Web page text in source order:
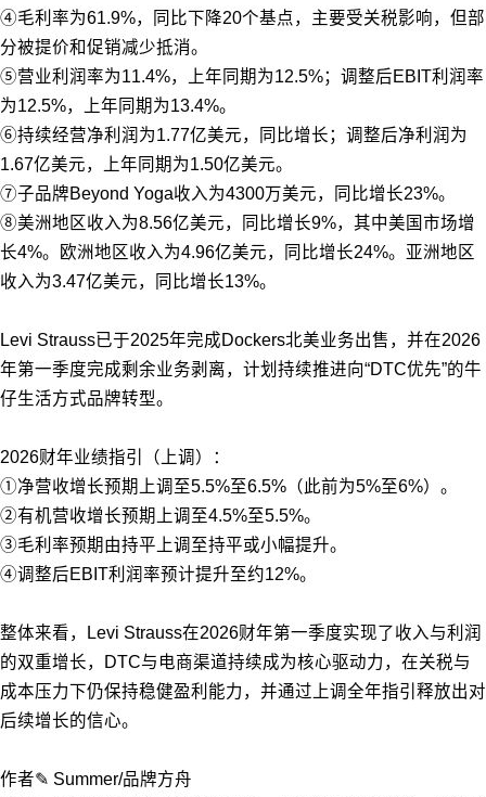
④毛利率为61.9%，同比下降20个基点，主要受关税影响，但部
分被提价和促销减少抵消。
⑤营业利润率为11.4%，上年同期为12.5%；调整后EBIT利润率
为12.5%，上年同期为13.4%。
⑥持续经营净利润为1.77亿美元，同比增长；调整后净利润为
1.67亿美元，上年同期为1.50亿美元。
⑦子品牌Beyond Yoga收入为4300万美元，同比增长23%。
⑧美洲地区收入为8.56亿美元，同比增长9%，其中美国市场增
长4%。欧洲地区收入为4.96亿美元，同比增长24%。亚洲地区
收入为3.47亿美元，同比增长13%。
Levi Strauss已于2025年完成Dockers北美业务出售，并在2026
年第一季度完成剩余业务剥离，计划持续推进向“DTC优先”的牛
仔生活方式品牌转型。
2026财年业绩指引（上调）：
①净营收增长预期上调至5.5%至6.5%（此前为5%至6%）。
②有机营收增长预期上调至4.5%至5.5%。
③毛利率预期由持平上调至持平或小幅提升。
④调整后EBIT利润率预计提升至约12%。
整体来看，Levi Strauss在2026财年第一季度实现了收入与利润
的双重增长，DTC与电商渠道持续成为核心驱动力，在关税与
成本压力下仍保持稳健盈利能力，并通过上调全年指引释放出对
后续增长的信心。
作者✎ Summer/品牌方舟